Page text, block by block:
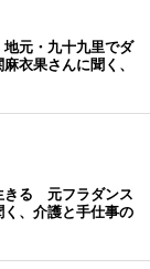
元・九十九里でダ
衣果さんに聞く、
きる 元フラダンス
、介護と手仕事の